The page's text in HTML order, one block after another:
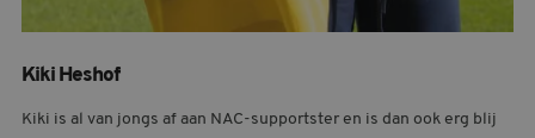
Kiki Heshof
Kiki is al van jongs af aan NAC-supportster en is dan ook erg blij